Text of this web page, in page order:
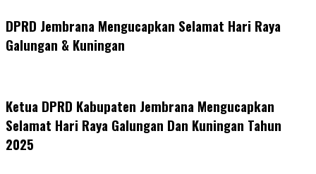
DPRD Jembrana Mengucapkan Selamat Hari Raya
Galungan & Kuningan
Ketua DPRD Kabupaten Jembrana Mengucapkan
Selamat Hari Raya Galungan Dan Kuningan Tahun
2025